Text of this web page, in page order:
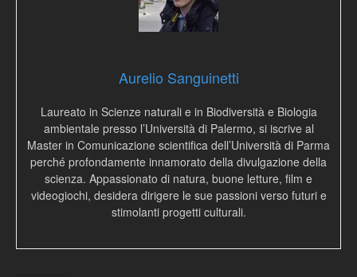
Aurelio Sanguinetti
Laureato in Scienze naturali e in Biodiversità e Biologia
ambientale presso l’Università di Palermo, si iscrive al
Master in Comunicazione scientifica dell’Università di Parma
perché profondamente innamorato della divulgazione della
scienza. Appassionato di natura, buone letture, film e
videogiochi, desidera dirigere le sue passioni verso futuri e
stimolanti progetti culturali.